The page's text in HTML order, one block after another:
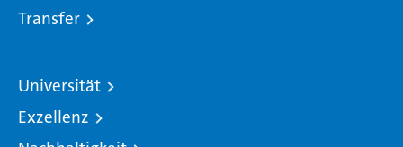
Transfer
Universität
Exzellenz